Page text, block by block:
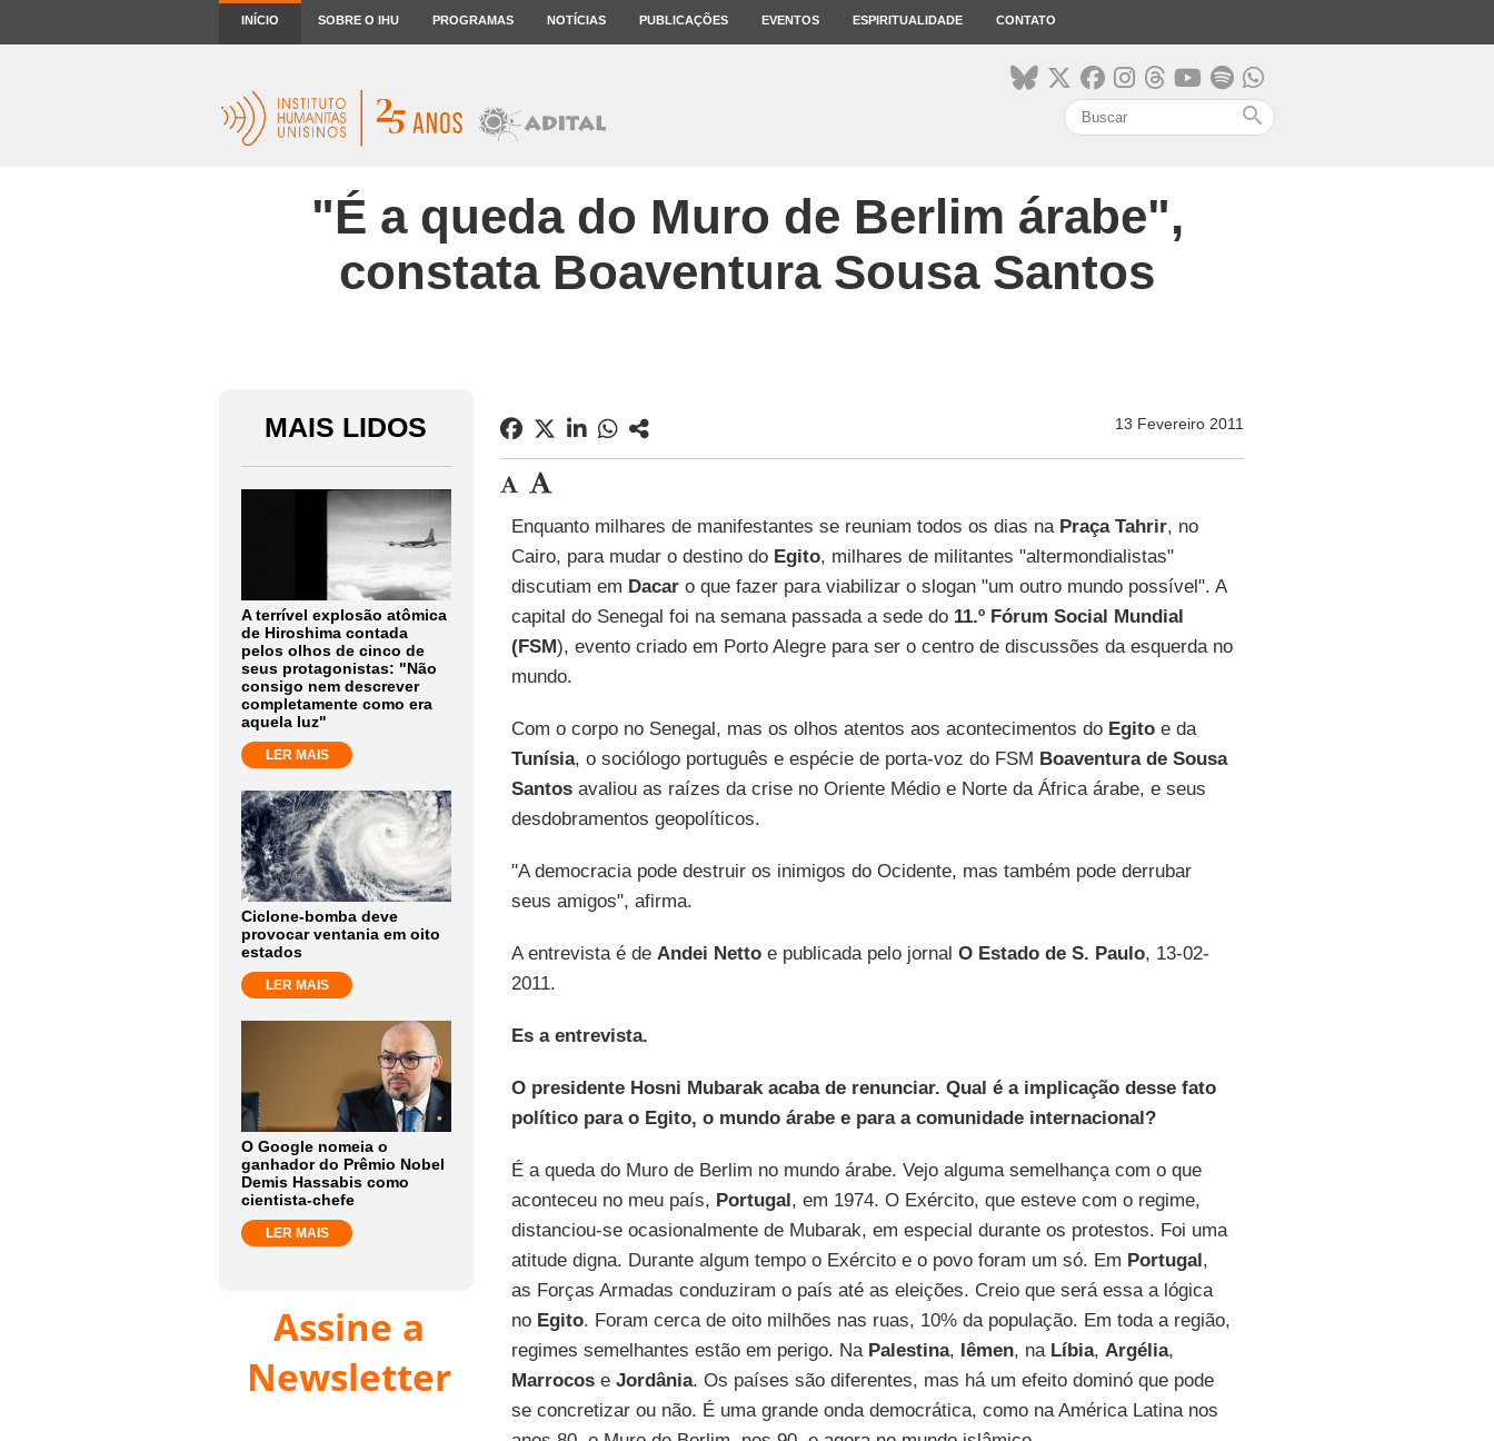
INÍCIO SOBRE O IHU PROGRAMAS NOTÍCIAS PUBLICAÇÕES EVENTOS ESPIRITUALIDADE CONTATO
search
"É a queda do Muro de Berlim árabe",
constata Boaventura Sousa Santos
MAIS LIDOS
A terrível explosão atômica
de Hiroshima contada
pelos olhos de cinco de
seus protagonistas: "Não
consigo nem descrever
completamente como era
aquela luz"
LER MAIS
Ciclone-bomba deve
provocar ventania em oito
estados
LER MAIS
O Google nomeia o
ganhador do Prêmio Nobel
Demis Hassabis como
cientista-chefe
LER MAIS
Assine a
Newsletter
13 Fevereiro 2011
Enquanto milhares de manifestantes se reuniam todos os dias na Praça Tahrir, no
Cairo, para mudar o destino do Egito, milhares de militantes "altermondialistas"
discutiam em Dacaro que fazer para viabilizar o slogan "um outro mundo possível". A
capital do Senegal foi na semana passada a sede do 11.º Fórum Social Mundial
(FSM), evento criado em Porto Alegre para ser o centro de discussões da esquerda no
mundo.
Com o corpo no Senegal, mas os olhos atentos aos acontecimentos do Egitoe da
Tunísia, o sociólogo português e espécie de porta-voz do FSM Boaventura de Sousa
Santosavaliou as raízes da crise no Oriente Médio e Norte da África árabe, e seus
desdobramentos geopolíticos.
"A democracia pode destruir os inimigos do Ocidente, mas também pode derrubar
seus amigos", afirma.
A entrevista é de Andei Nettoe publicada pelo jornal O Estado de S. Paulo, 13-02-
2011.
Es a entrevista.
O presidente Hosni Mubarak acaba de renunciar. Qual é a implicação desse fato
político para o Egito, o mundo árabe e para a comunidade internacional?
É a queda do Muro de Berlim no mundo árabe. Vejo alguma semelhança com o que
aconteceu no meu país, Portugal, em 1974. O Exército, que esteve com o regime,
distanciou-se ocasionalmente de Mubarak, em especial durante os protestos. Foi uma
atitude digna. Durante algum tempo o Exército e o povo foram um só. Em Portugal,
as Forças Armadas conduziram o país até as eleições. Creio que será essa a lógica
no Egito. Foram cerca de oito milhões nas ruas, 10% da população. Em toda a região,
regimes semelhantes estão em perigo. Na Palestina, Iêmen, na Líbia, Argélia,
Marrocose Jordânia. Os países são diferentes, mas há um efeito dominó que pode
se concretizar ou não. É uma grande onda democrática, como na América Latina nos